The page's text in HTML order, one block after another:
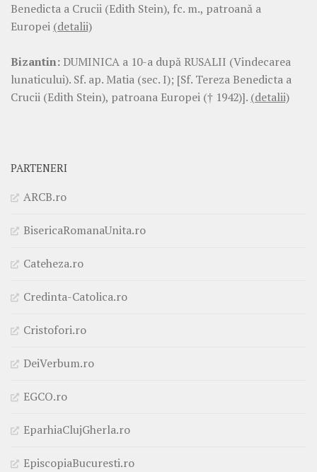
Benedicta a Crucii (Edith Stein), fc. m., patroană a
Europei (detalii)
Bizantin: DUMINICA a 10-a după RUSALII (Vindecarea
lunaticului). Sf. ap. Matia (sec. I); [Sf. Tereza Benedicta a
Crucii (Edith Stein), patroana Europei († 1942)]. (detalii)
PARTENERI
ARCB.ro
BisericaRomanaUnita.ro
Cateheza.ro
Credinta-Catolica.ro
Cristofori.ro
DeiVerbum.ro
EGCO.ro
EparhiaClujGherla.ro
EpiscopiaBucuresti.ro